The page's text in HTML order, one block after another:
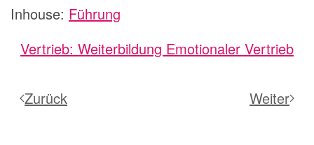
Inhouse: Führung
Vertrieb: Weiterbildung Emotionaler Vertrieb
Zurück Weiter